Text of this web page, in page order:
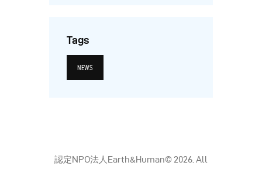
Tags
NEWS
認定NPO法人Earth&Human© 2026. All